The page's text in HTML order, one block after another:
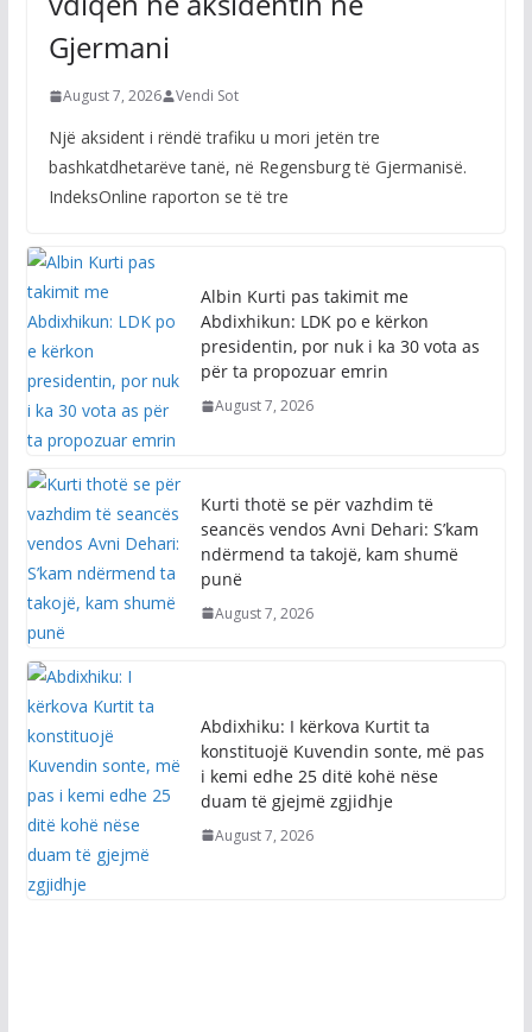
Gjermani
August 7, 2026 Vendi Sot
Një aksident i rëndë trafiku u mori jetën tre
bashkatdhetarëve tanë, në Regensburg të Gjermanisë.
IndeksOnline raporton se të tre
Albin Kurti pas takimit me
Abdixhikun: LDK po e kërkon
presidentin, por nuk i ka 30 vota as
për ta propozuar emrin
August 7, 2026
Kurti thotë se për vazhdim të
seancës vendos Avni Dehari: S’kam
ndërmend ta takojë, kam shumë
punë
August 7, 2026
Abdixhiku: I kërkova Kurtit ta
konstituojë Kuvendin sonte, më pas
i kemi edhe 25 ditë kohë nëse
duam të gjejmë zgjidhje
August 7, 2026